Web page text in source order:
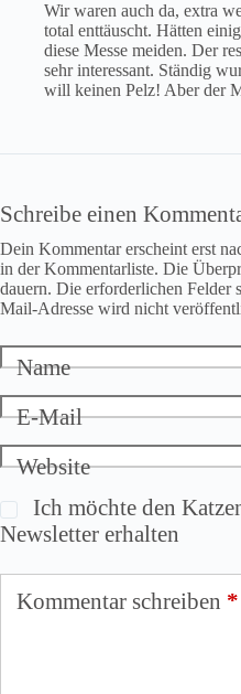
Wir waren auch da, extra
total enttäuscht. Hätten
diese Messe meiden. Der
sehr interessant. Ständig
will keinen Pelz! Aber der
Schreibe einen
Dein Kommentar erscheint erst
in der Kommentarliste. Die
dauern. Die erforderlichen Felder
Mail-Adresse wird nicht
Name
E-Mail
Website
Ich möchte den
Newsletter erhalten
Kommentar schreiben *